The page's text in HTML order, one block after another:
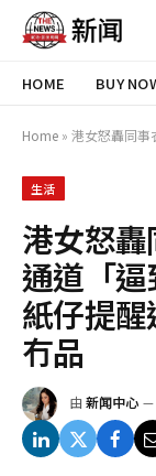
HOME BUY
Home » 港女怒轟同事衣物掛
生活
港女怒
通道「
紙仔提
冇品
由 新闻中心